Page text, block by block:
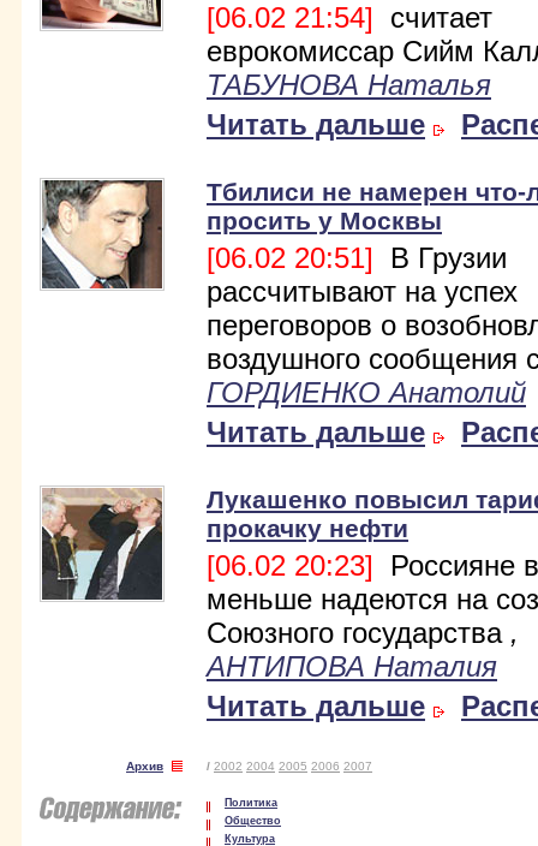
[06.02 21:54] считает
еврокомиссар Сийм
ТАБУНОВА Наталья
Читать дальше
Тбилиси не намерен что-
просить у Москвы
[06.02 20:51] В Грузии
рассчитывают на успех
переговоров о
воздушного сообщения
ГОРДИЕНКО Анатолий
Читать дальше
Лукашенко повысил
прокачку нефти
[06.02 20:23] Россияне
меньше надеются на
Союзного государства ,
АНТИПОВА Наталия
Читать дальше
Архив / 2002 2004 2005 2006 2007
Политика
Общество
Культура